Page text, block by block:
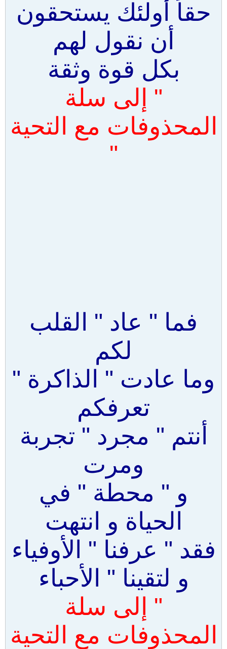
حقاً أولئك يستحقون
أن نقول لهم
بكل قوة وثقة
" إلى سلة
المحذوفات مع التحية
"
فما " عاد " القلب
لكم
وما عادت " الذاكرة "
تعرفكم
أنتم " مجرد " تجربة
ومرت
و " محطة " في
الحياة و انتهت
فقد " عرفنا " الأوفياء
و لتقينا " الأحباء
" إلى سلة
المحذوفات مع التحية